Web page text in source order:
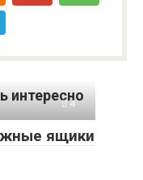
интересно
4
ящики